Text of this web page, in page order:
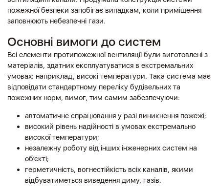
пожежної безпеки запобігає випадкам, коли приміщення
заповнюють небезпечні гази.
Основні вимоги до систем
Всі елементи протипожежної вентиляції були виготовлені з
матеріалів, здатних експлуатуватися в екстремальних
умовах: наприклад, високі температури. Така система має
відповідати стандартному переліку будівельних та
пожежних норм, вимог, тим самим забезпечуючи:
автоматичне спрацювання у разі виникнення пожежі;
високий рівень надійності в умовах екстремально
високої температури;
незалежну роботу від інших інженерних систем на
об’єкті;
герметичність, вогнестійкість всіх каналів, якими
відбуватиметься виведення диму, газів.